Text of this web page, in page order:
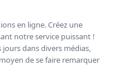
en ligne. Créez une
notre service puissant !
dans divers médias,
de se faire remarquer